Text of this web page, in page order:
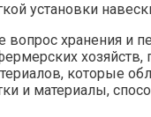
установки
вопрос хранения и
которые
и материалы,